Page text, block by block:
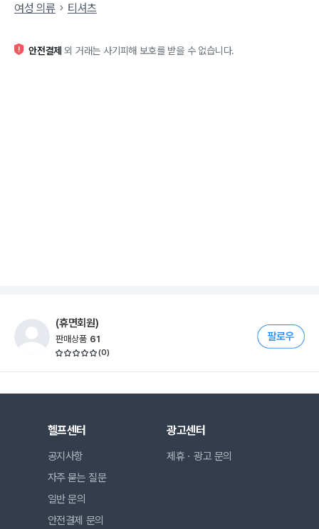
여성 의류
티셔츠
안전결제 외 거래는 사기피해 보호를 받을 수 없습니다.
(휴면회원)
판매상품 61
(0)
헬프센터
공지사항
자주 묻는 질문
일반 문의
안전결제 문의
광고센터
제휴ㆍ광고 문의